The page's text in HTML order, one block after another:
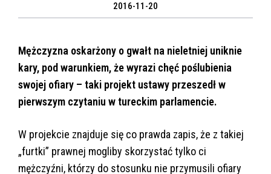
2016-11-20
Mężczyzna oskarżony o gwałt na nieletniej uniknie
kary, pod warunkiem, że wyrazi chęć poślubienia
swojej ofiary – taki projekt ustawy przeszedł w
pierwszym czytaniu w tureckim parlamencie.
W projekcie znajduje się co prawda zapis, że z takiej
„furtki” prawnej mogliby skorzystać tylko ci
mężczyźni, którzy do stosunku nie przymusili ofiary